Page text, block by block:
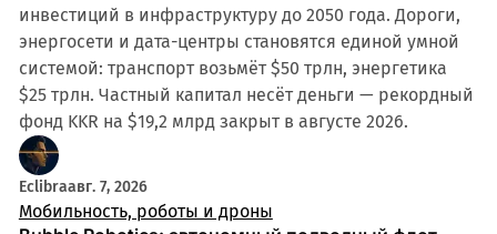
инвестиций в инфраструктуру до 2050 года. Дороги,
энергосети и дата-центры становятся единой умной
системой: транспорт возьмёт $50 трлн, энергетика
$25 трлн. Частный капитал несёт деньги — рекордный
фонд KKR на $19,2 млрд закрыт в августе 2026.
Eclibraавг. 7, 2026
Мобильность, роботы и дроны